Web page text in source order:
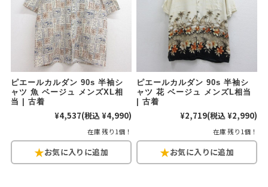
Search by Brandブランドから探す
ラルフ ローレン ザ・ノース・フェ
イス
チャンピオン
パタゴニア
カーハート ディッキーズ
アディダス
リーバイス ラッセル・アスレ
チック
ピエールカルダン 90s 半袖シ
ャツ 魚 ベージュ メンズXL相
当 | 古着
¥4,537(税込 ¥4,990)
在庫 残り1個！
ピエールカルダン 90s 半袖シ
ャツ 花 ベージュ メンズL相当
| 古着
¥2,719(税込 ¥2,990)
在庫 残り1個！